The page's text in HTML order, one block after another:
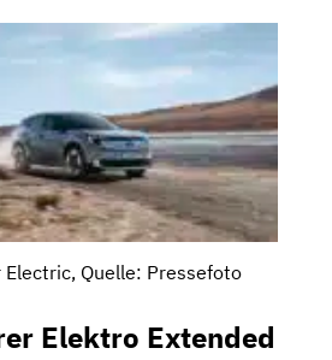
Electric, Quelle: Pressefoto
Elektro Extended